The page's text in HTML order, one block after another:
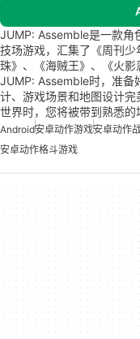
JUMP: Assemble是一款角
技场游戏，汇集了《周刊
珠》、《海贼王》、《火
JUMP: Assemble时，准备
计、游戏场景和地图设计
世界时，您将被带到熟悉的
Android安卓动作游戏安卓动作
安卓动作格斗游戏